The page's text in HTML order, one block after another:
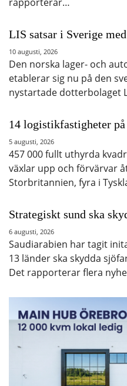
LIS satsar i Sverige
10 augusti, 2026
Den norska lager- och
etablerar sig nu på den
nystartade dotterbolaget
14 logistikfastigheter
5 augusti, 2026
457 000 fullt uthyrda
växlar upp och förvärvar
Storbritannien, fyra i
Strategiskt sund ska
6 augusti, 2026
Saudiarabien har tagit
13 länder ska skydda
Det rapporterar flera